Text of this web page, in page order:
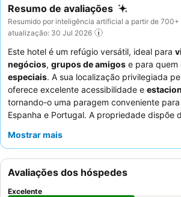
Resumo de avaliações
Resumido por inteligência artificial a partir de 700+
atualização: 30 Jul 2026
Este hotel é um refúgio versátil, ideal para
negócios, grupos de amigos e para quem
especiais. A sua localização privilegiada
oferece excelente acessibilidade e
tornando-o uma paragem conveniente
Espanha e Portugal. A propriedade dispõe
bar com música
serviço excecionais , destacando a sua
profissionalismo, e as diversas ofertas de
especialmente o bem-conceituado
buffet
Mostrar mais
Avaliações dos hóspedes
Excelente